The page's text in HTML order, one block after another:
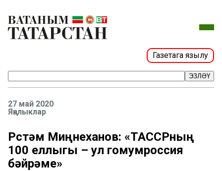
Газетага язылу
ЭЗЛӘҮ
27 май 2020
Яңалыклар
Рөстәм Миңнеханов: «ТАССРның
100 еллыгы – ул гомумроссия
бәйрәме»